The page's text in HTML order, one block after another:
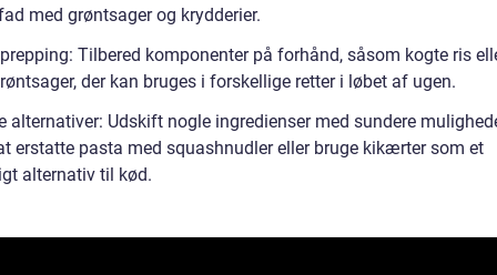
med grøntsager og krydderier.
Tilbered komponenter på forhånd, såsom kogte ris
der kan bruges i forskellige retter i løbet af ugen.
alternativer: Udskift nogle ingredienser med sundere
erstatte pasta med squashnudler eller bruge kikærter som et
alternativ til kød.